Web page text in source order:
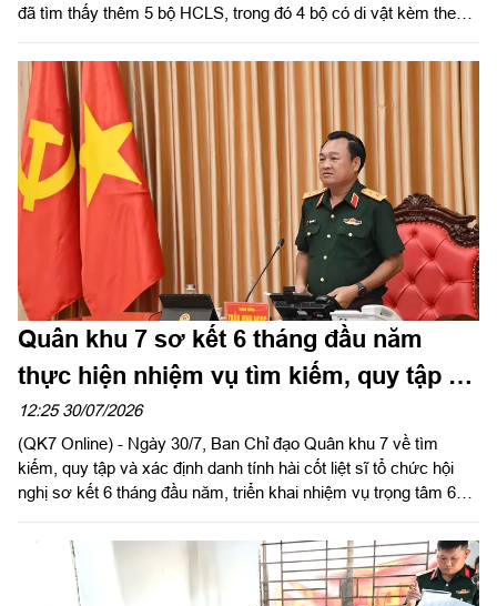
đã tìm thấy thêm 5 bộ HCLS, trong đó 4 bộ có di vật kèm theo
(phường Hòa Hưng, TP.HCM).
Quân khu 7 sơ kết 6 tháng đầu năm
thực hiện nhiệm vụ tìm kiếm, quy tập và
xác định danh tính hài cốt liệt sĩ
12:25 30/07/2026
(QK7 Online) - Ngày 30/7, Ban Chỉ đạo Quân khu 7 về tìm
kiếm, quy tập và xác định danh tính hài cốt liệt sĩ tổ chức hội
nghị sơ kết 6 tháng đầu năm, triển khai nhiệm vụ trọng tâm 6
Đảng ủy, Chính ủy Quân khu dự và chỉ đạo hội nghị. Thiếu
tướng Trần Chí Tâm, Ủy viên Thường vụ Đảng ủy, Phó Chính
ủy Quân khu chủ trì hội nghị.